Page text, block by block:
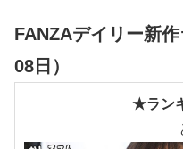
FANZAデイリー新
08日）
★ラン